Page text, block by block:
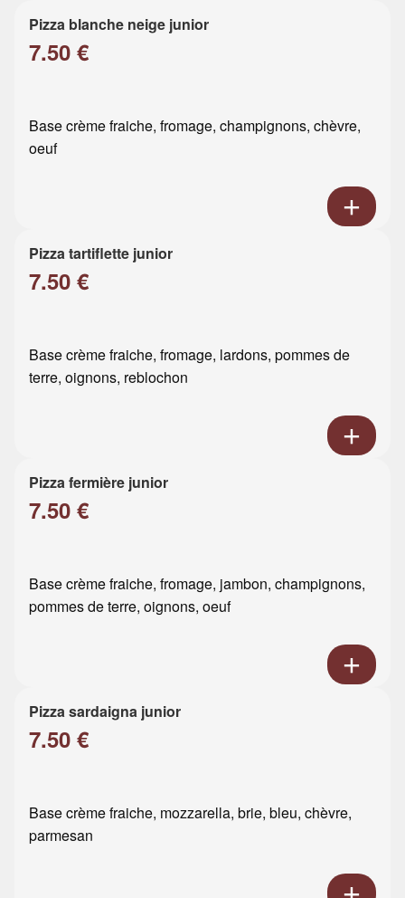
Pizza blanche neige junior
7.50 €
Base crème fraiche, fromage, champignons, chèvre,
oeuf
Pizza tartiflette junior
7.50 €
Base crème fraiche, fromage, lardons, pommes de
terre, oignons, reblochon
Pizza fermière junior
7.50 €
Base crème fraiche, fromage, jambon, champignons,
pommes de terre, oignons, oeuf
Pizza sardaigna junior
7.50 €
Base crème fraiche, mozzarella, brie, bleu, chèvre,
parmesan